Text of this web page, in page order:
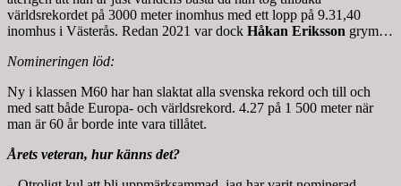
världsrekordet på 3000 meter inomhus med ett lopp på 9.31,40
inomhus i Västerås. Redan 2021 var dock Håkan Eriksson grym…
Nomineringen löd:
Ny i klassen M60 har han slaktat alla svenska rekord och till och
med satt både Europa- och världsrekord. 4.27 på 1 500 meter när
man är 60 år borde inte vara tillåtet.
Årets veteran, hur känns det?